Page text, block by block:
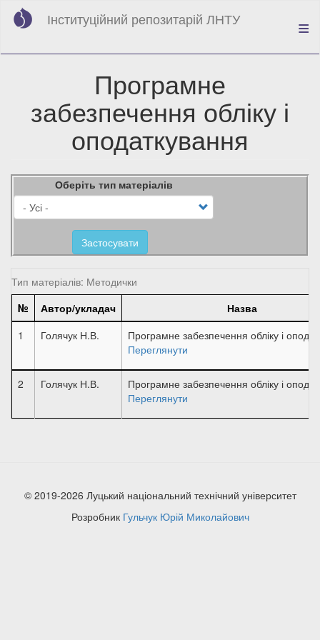
Перейти
вмісту
Інституційний репозитарій ЛНТУ
Програмне
забезпечення обліку і
оподаткування
Оберіть тип матеріалів
Застосувати
Тип матеріалів: Методички
№
Автор/укладач
Назва
1
Голячук Н.В.
Програмне забезпечення обліку і
Переглянути
2 Голячук Н.В.
Програмне забезпечення обліку і
Переглянути
© 2019-2026 Луцький національний технічний університет
Розробник Гульчук Юрій Миколайович